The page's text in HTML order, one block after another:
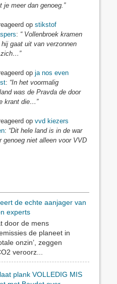
je meer dan genoeg.”
op stikstof
: “ Vollenbroek kramen
gaat uit van verzonnen
zich…”
op ja nos even
: “In het voormalig
was de Pravda de door
krant die…”
op vvd kiezers
: “Dit hele land is in de war
genoeg niet alleen voor VVD
de echte aanjager van
experts
door de mens
de planeet in
onzin’, zeggen
veroorz...
plank VOLLEDIG MIS